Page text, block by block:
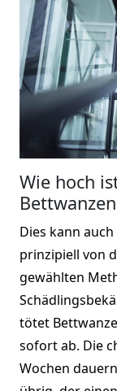
Wie hoch
Dies kann
prinzipiell von
gewählten
tötet
sofort ab. Die
Wochen